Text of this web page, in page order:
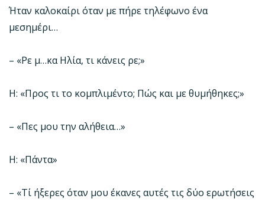
Ήταν καλοκαίρι όταν με πήρε τηλέφωνο ένα
μεσημέρι…
– «Ρε μ…κα Ηλία, τι κάνεις ρε;»
Η: «Προς τι το κομπλιμέντο; Πώς και με θυμήθηκες;»
– «Πες μου την αλήθεια…»
Η: «Πάντα»
– «Τί ήξερες όταν μου έκανες αυτές τις δύο ερωτήσεις